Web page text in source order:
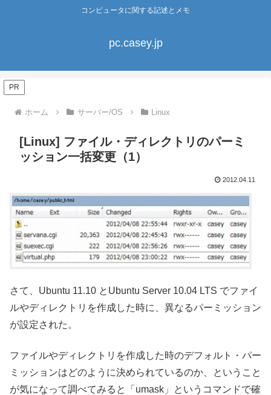
コンピュータに関する記述とメモ
pc.casey.jp
PR
ホーム サーバー/OS Linux
[Linux] ファイル・ディレクトリのパーミ
ッション一括変更（1）
2012.04.11
さて、Ubuntu 11.10 とUbuntu Server 10.04 LTS でファイ
ルやディレクトリを作成した時に、異なるパーミッション
が設定された。
ファイルやディレクトリを作成した時のデフォルト・パー
ミッションはどのように決められているのか、ということ
が気になって調べてみると「umask」というコマンドで確